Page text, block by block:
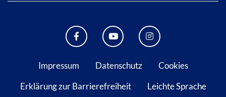
FACEBOOK BAD WILDUNGEN
YOUTUBE KANAL STADT
INSTAGRAM
Impressum Datenschutz
Cookies
Erklärung zur Barrierefreiheit
Leichte Sprache